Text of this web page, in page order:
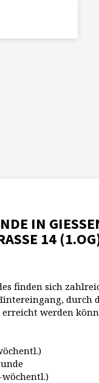
IN
14
finden sich
durch
werden
wöchentl.)